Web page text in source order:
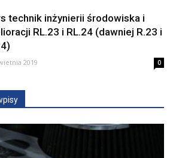
technik inżynierii środowiska i
RL.23 i RL.24 (dawniej R.23 i
2019 0